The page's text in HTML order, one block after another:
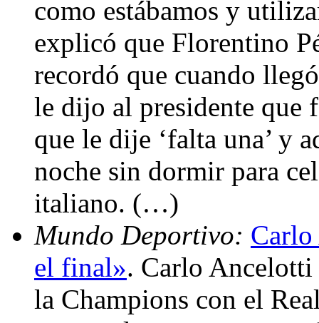
como estábamos y
explicó que Florentino
recordó que cuando
le dijo al presidente que
que le dije ‘falta una’ y
noche sin dormir para
italiano. (…)
Mundo Deportivo: Carlo
el final». Carlo Ancelotti
la Champions con el